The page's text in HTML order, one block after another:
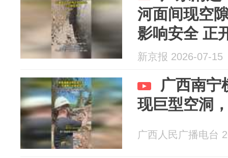
河面间现空
影响安全 正
新京报 2026-07-15
广西南宁
现巨型空洞
广西人民广播电台